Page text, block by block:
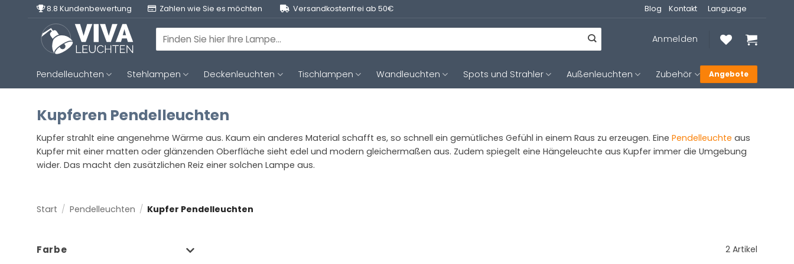
8.8 Kundenbewertung Zahlen wie Sie es möchten Versandkostenfrei ab 50€ Blog Kontakt Language
Suchen
nach:
Anmelden
Pendelleuchten Stehlampen Deckenleuchten Tischlampen Wandleuchten Spots und Strahler Außenleuchten Zubehör Angebote
Kupferen Pendelleuchten
Kupfer strahlt eine angenehme Wärme aus. Kaum ein anderes Material schafft es, so schnell ein gemütliches Gefühl in einem Raus zu erzeugen. Eine Pendelleuchte aus
Kupfer mit einer matten oder glänzenden Oberfläche sieht edel und modern gleichermaßen aus. Zudem spiegelt eine Hängeleuchte aus Kupfer immer die Umgebung
wider. Das macht den zusätzlichen Reiz einer solchen Lampe aus.
Start / Pendelleuchten / Kupfer Pendelleuchten
Farbe 2 Artikel